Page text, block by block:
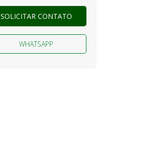
SOLICITAR CONTATO
WHATSAPP